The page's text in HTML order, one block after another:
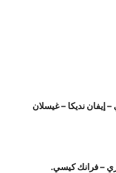
إيفان نديكا – غيسلان
– فرانك كيسي.